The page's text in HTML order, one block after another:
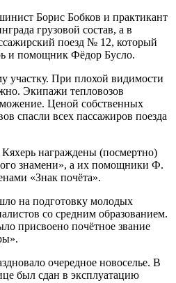
Борис Бобков и практикант
грузовой состав, а в
поезд № 12, который
и помощник Фёдор Бусло.
участку. При плохой видимости
Экипажи тепловозов
Ценой собственных
спасли всех пассажиров поезда
награждены (посмертно)
знамени», а их помощники Ф.
«Знак почёта».
на подготовку молодых
со средним образованием.
присвоено почётное звание
очередное новоселье. В
был сдан в эксплуатацию